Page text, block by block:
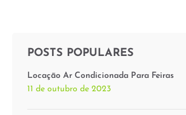
POSTS POPULARES
Locação Ar Condicionada Para Feiras
11 de outubro de 2023